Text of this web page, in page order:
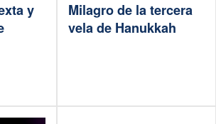
y
Milagro de la tercera
vela de Hanukkah